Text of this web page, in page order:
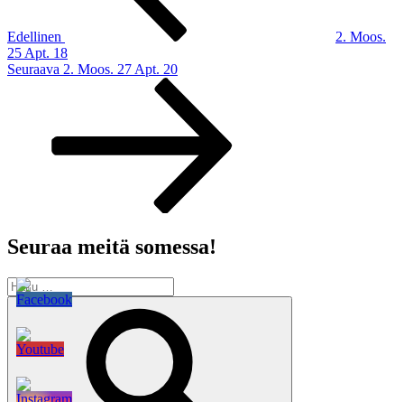
Edellinen
2. Moos.
25 Apt. 18
Seuraava
Seuraava 2. Moos. 27 Apt. 20
Seuraa meitä somessa!
Etsi: